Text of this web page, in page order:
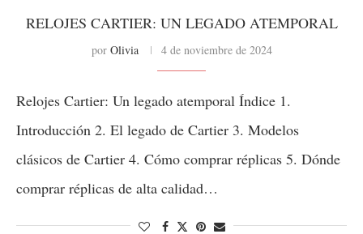
RELOJES CARTIER: UN LEGADO ATEMPORAL
por Olivia 4 de noviembre de 2024
Relojes Cartier: Un legado atemporal Índice 1.
Introducción 2. El legado de Cartier 3. Modelos
clásicos de Cartier 4. Cómo comprar réplicas 5. Dónde
comprar réplicas de alta calidad…